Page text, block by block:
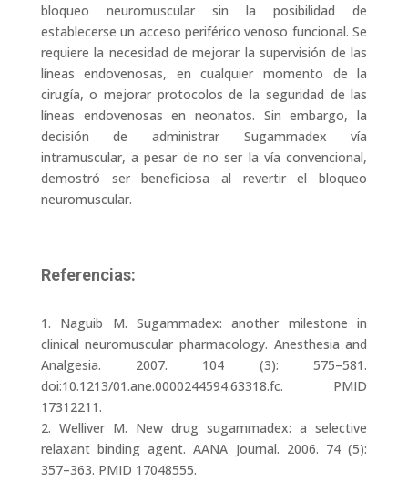
bloqueo neuromuscular sin la posibilidad de
establecerse un acceso periférico venoso funcional. Se
requiere la necesidad de mejorar la supervisión de las
líneas endovenosas, en cualquier momento de la
cirugía, o mejorar protocolos de la seguridad de las
líneas endovenosas en neonatos. Sin embargo, la
decisión de administrar Sugammadex vía
intramuscular, a pesar de no ser la vía convencional,
demostró ser beneficiosa al revertir el bloqueo
neuromuscular.
Referencias:
1. Naguib M. Sugammadex: another milestone in
clinical neuromuscular pharmacology. Anesthesia and
Analgesia. 2007. 104 (3): 575–581.
doi:10.1213/01.ane.0000244594.63318.fc. PMID
17312211.
2. Welliver M. New drug sugammadex: a selective
relaxant binding agent. AANA Journal. 2006. 74 (5):
357–363. PMID 17048555.